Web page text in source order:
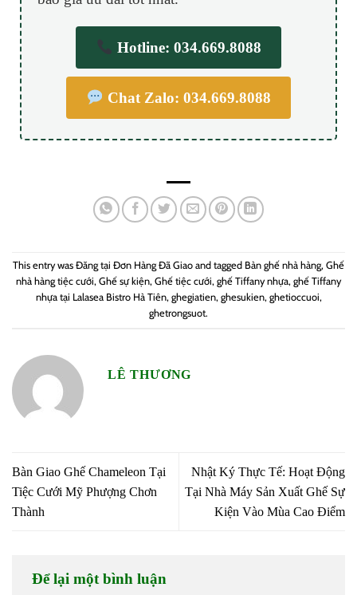
Hotline: 034.669.8088
Chat Zalo: 034.669.8088
This entry was Đăng tại Đơn Hàng Đã Giao and tagged Bàn ghế nhà hàng, Ghế
nhà hàng tiệc cưới, Ghế sự kiện, Ghế tiệc cưới, ghế Tiffany nhựa, ghế Tiffany
nhựa tại Lalasea Bistro Hà Tiên, ghegiatien, ghesukien, ghetioccuoi,
ghetrongsuot.
LÊ THƯƠNG
Bàn Giao Ghế Chameleon Tại
Tiệc Cưới Mỹ Phượng Chơn
Thành
Nhật Ký Thực Tế: Hoạt Động
Tại Nhà Máy Sản Xuất Ghế Sự
Kiện Vào Mùa Cao Điểm
Để lại một bình luận